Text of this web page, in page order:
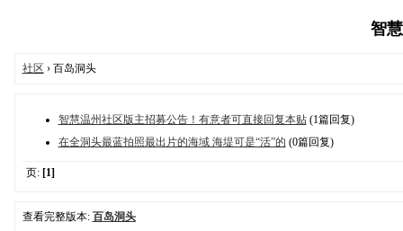
智
社区 › 百岛洞头
智慧温州社区版主招募公告！有意者可直接回复本贴(1篇回复)
在全洞头最蓝拍照最出片的海域 海堤可是“活”的 (0篇回复)
页: [1]
查看完整版本: 百岛洞头